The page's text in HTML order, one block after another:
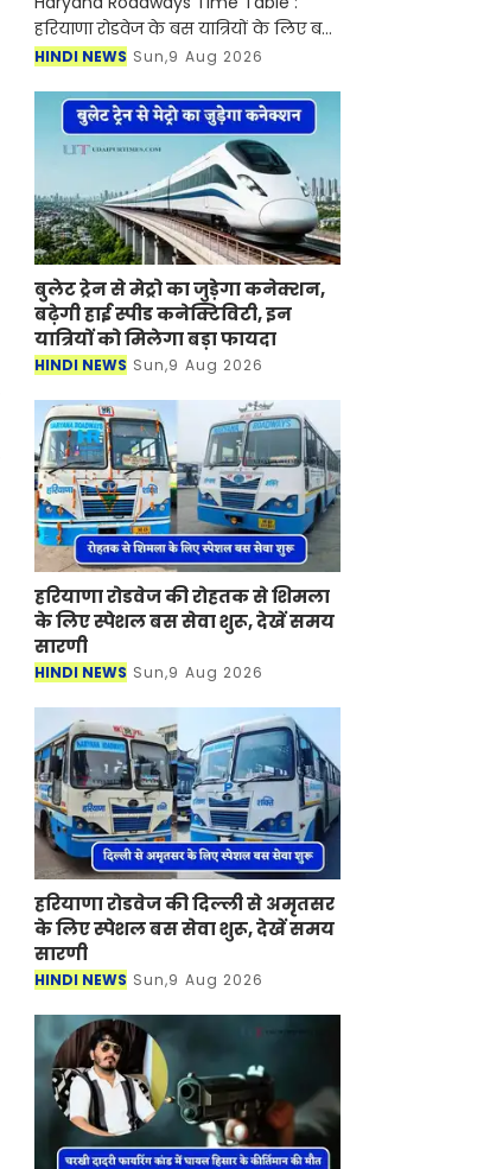
हरियाणा रोडवेज के बस यात्रियों के लिए बड़ी
खुशखबरी आई है। रोडवेज की हिसार से
बसों का नया टाइम टेबल जा
HINDI NEWS Sun,9 Aug 2026
बुलेट ट्रेन से मेट्रो का जुड़ेगा कनेक्शन,
बढ़ेगी हाई स्पीड कनेक्टिविटी, इन
यात्रियों को मिलेगा बड़ा फायदा
HINDI NEWS Sun,9 Aug 2026
हरियाणा रोडवेज की रोहतक से शिमला
के लिए स्पेशल बस सेवा शुरू, देखें समय
सारणी
HINDI NEWS Sun,9 Aug 2026
हरियाणा रोडवेज की दिल्ली से अमृतसर
के लिए स्पेशल बस सेवा शुरू, देखें समय
सारणी
HINDI NEWS Sun,9 Aug 2026